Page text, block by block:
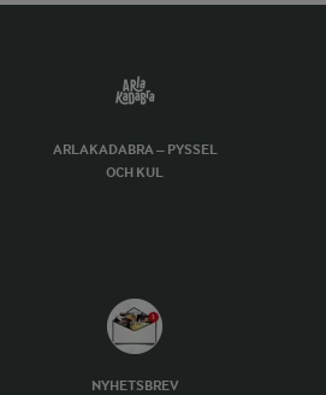
ARLAKADABRA – PYSSEL
OCH KUL
NYHETSBREV